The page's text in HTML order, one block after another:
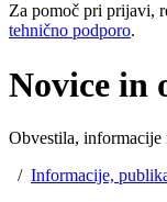
Za pomoč pri prijavi,
tehnično podporo.
Novice in
Obvestila,
/ Informacije,